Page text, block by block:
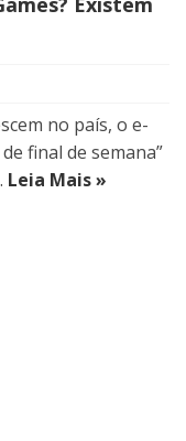
no país, o e-
final de semana”
Leia Mais »